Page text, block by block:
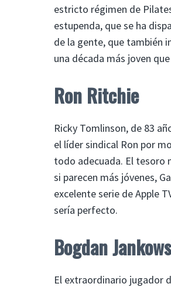
estricto régimen de
estupenda, que se ha
de la gente, que también
una década más joven
Ron Ritchie
Ricky Tomlinson, de 83
el líder sindical Ron por
todo adecuada. El tesoro
si parecen más jóvenes,
excelente serie de Apple
sería perfecto.
Bogdan
El extraordinario jugador